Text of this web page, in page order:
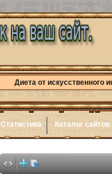
Диета от искусственного
Статистика Каталог сайтов